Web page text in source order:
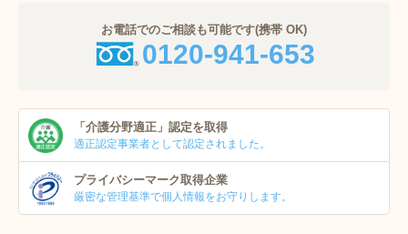
お電話でのご相談も可能です(携帯 OK)
0120-941-653
「介護分野適正」 認定を取得
適正認定事業者として認定されました。
プライバシーマーク取得企業
厳密な管理基準で個人情報をお守りします。